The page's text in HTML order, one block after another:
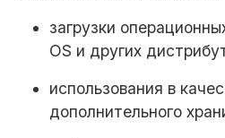
загрузки
OS и других
использования в
дополнительного